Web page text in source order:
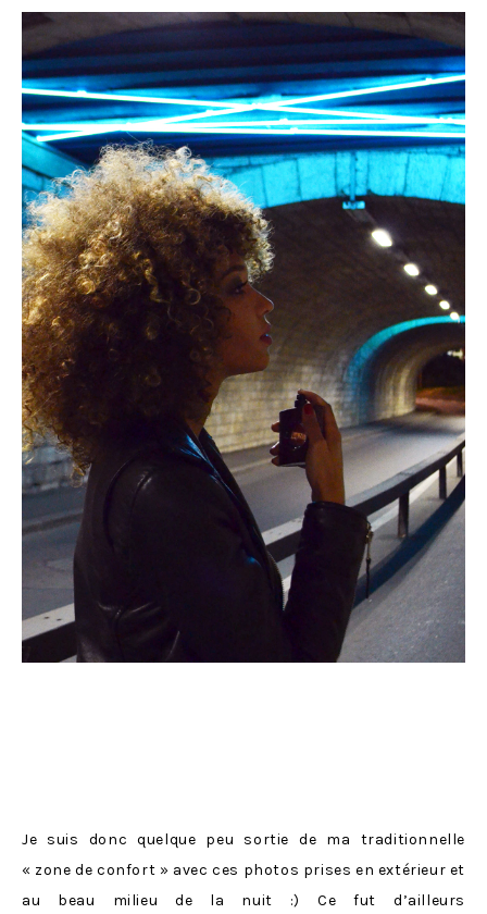
Je suis donc quelque peu sortie de ma traditionnelle
« zone de confort » avec ces photos prises en extérieur et
au beau milieu de la nuit :) Ce fut d’ailleurs